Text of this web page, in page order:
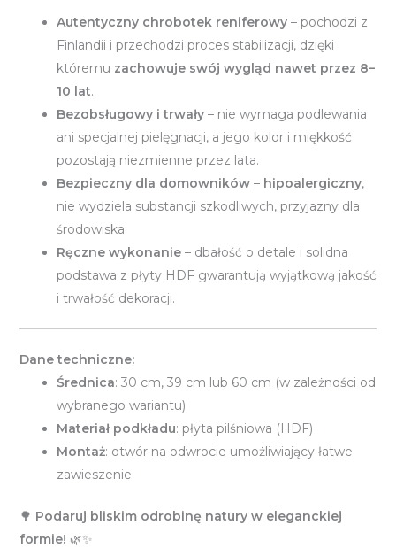
Autentyczny chrobotek reniferowy– pochodzi z
Finlandii i przechodzi proces stabilizacji, dzięki
któremu zachowuje swój wygląd nawet przez 8–
10 lat.
Bezobsługowy i trwały– nie wymaga podlewania
ani specjalnej pielęgnacji, a jego kolor i miękkość
pozostają niezmienne przez lata.
Bezpieczny dla domowników– hipoalergiczny,
nie wydziela substancji szkodliwych, przyjazny dla
środowiska.
Ręczne wykonanie– dbałość o detale i solidna
podstawa z płyty HDF gwarantują wyjątkową jakość
i trwałość dekoracji.
Dane techniczne:
Średnica: 30 cm, 39 cm lub 60 cm (w zależności od
wybranego wariantu)
Materiał podkładu: płyta pilśniowa (HDF)
Montaż: otwór na odwrocie umożliwiający łatwe
zawieszenie
🌳 Podaruj bliskim odrobinę natury w eleganckiej
formie! 🌿✨